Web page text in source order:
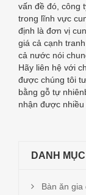
vấn đề đó, công
trong lĩnh vực
định là đơn vị
giá cả cạnh
cả nước nói
Hãy liên hệ với
được chúng tôi
bằng gỗ tự
nhận được nhiều
DANH
Bàn ăn gia